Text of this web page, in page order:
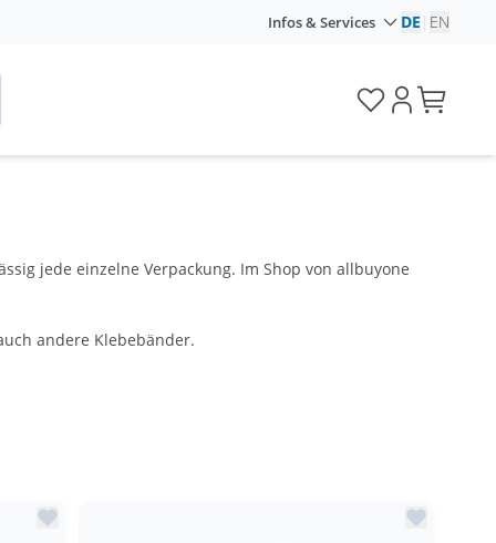
Infos & Services DE EN
jede einzelne Verpackung. Im Shop von allbuyone
andere Klebebänder.